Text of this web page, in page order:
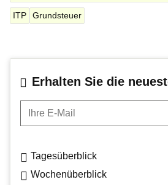
ITP Grundsteuer
Erhalten Sie die
Ihre E-Mail
Tagesüberblick
Wochenüberblick